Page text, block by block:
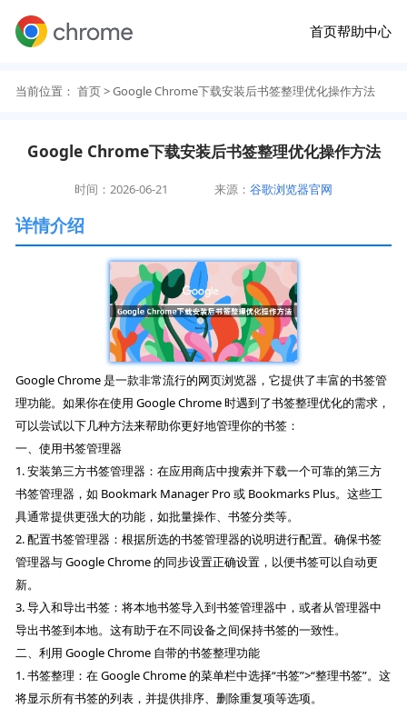
首页帮助中心
当前位置： 首页> Google Chrome下载安装后书签整理优化操作方法
Google Chrome下载安装后书签整理优化操作方法
时间：2026-06-21 来源：谷歌浏览器官网
详情介绍
Google Chrome 是一款非常流行的网页浏览器，它提供了丰富的书签管
理功能。如果你在使用 Google Chrome 时遇到了书签整理优化的需求，
可以尝试以下几种方法来帮助你更好地管理你的书签：
一、使用书签管理器
1. 安装第三方书签管理器：在应用商店中搜索并下载一个可靠的第三方
书签管理器，如 Bookmark Manager Pro 或 Bookmarks Plus。这些工
具通常提供更强大的功能，如批量操作、书签分类等。
2. 配置书签管理器：根据所选的书签管理器的说明进行配置。确保书签
管理器与 Google Chrome 的同步设置正确设置，以便书签可以自动更
新。
3. 导入和导出书签：将本地书签导入到书签管理器中，或者从管理器中
导出书签到本地。这有助于在不同设备之间保持书签的一致性。
二、利用 Google Chrome 自带的书签整理功能
1. 书签整理：在 Google Chrome 的菜单栏中选择“书签”>“整理书签”。这
将显示所有书签的列表，并提供排序、删除重复项等选项。